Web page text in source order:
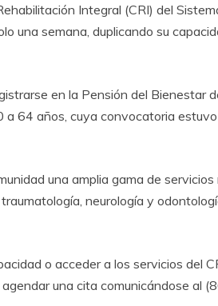
Integral (CRI) del
una semana, duplicando su
en la Pensión del Bienestar
a 64 años, cuya convocatoria
una amplia gama de servicios
neurología y
o acceder a los servicios del
una cita comunicándose al